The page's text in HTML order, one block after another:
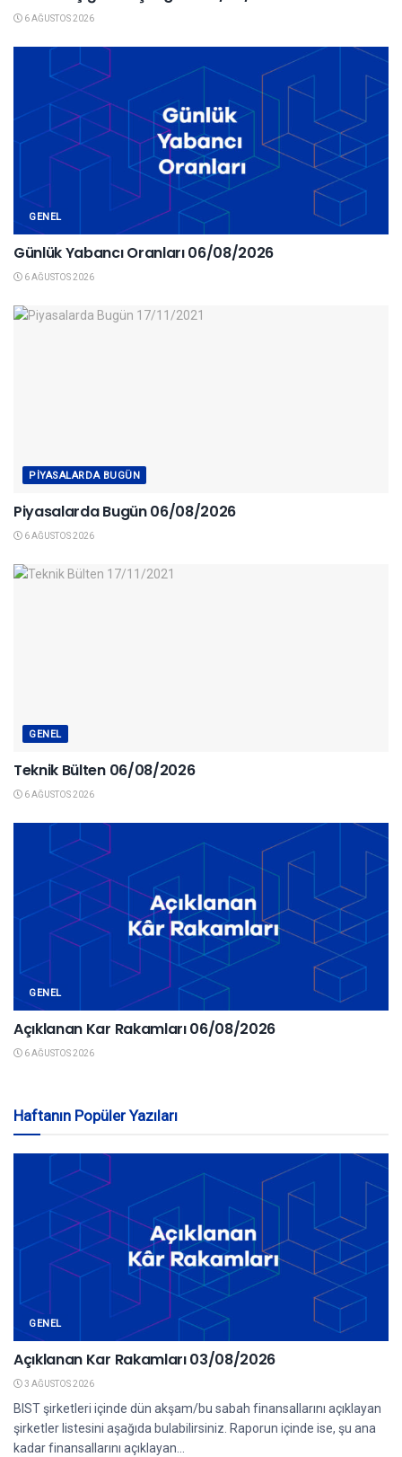
6 AĞUSTOS 2026
GENEL
Günlük Yabancı Oranları 06/08/2026
6 AĞUSTOS 2026
PIYASALARDA BUGÜN
Piyasalarda Bugün 06/08/2026
6 AĞUSTOS 2026
GENEL
Teknik Bülten 06/08/2026
6 AĞUSTOS 2026
GENEL
Açıklanan Kar Rakamları 06/08/2026
6 AĞUSTOS 2026
Haftanın Popüler Yazıları
GENEL
Açıklanan Kar Rakamları 03/08/2026
3 AĞUSTOS 2026
BIST şirketleri içinde dün akşam/bu sabah finansallarını açıklayan
şirketler listesini aşağıda bulabilirsiniz. Raporun içinde ise, şu ana
kadar finansallarını açıklayan...